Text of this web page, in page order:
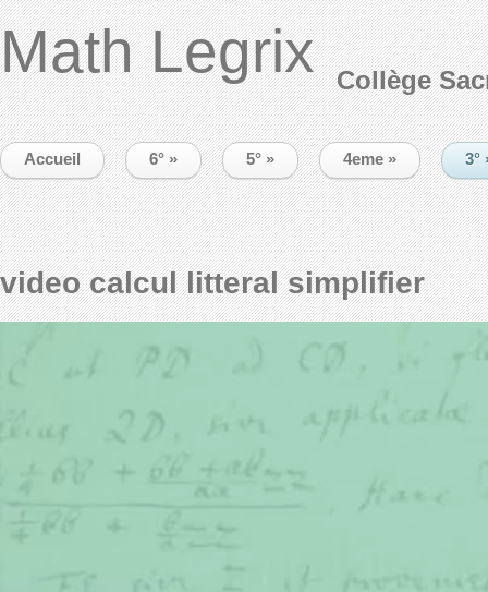
Math Legrix Collège
Accueil 6° » 5° » 4eme » 3°
video calcul litteral simplifier